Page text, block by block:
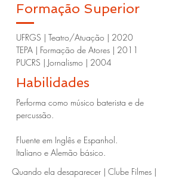
Formação Superior
UFRGS | Teatro/Atuação | 2020
TEPA | Formação de Atores | 2011
PUCRS | Jornalismo | 2004
Habilidades
Performa como músico baterista e de
percussão.
Fluente em Inglês e Espanhol.
Italiano e Alemão básico.
Quando ela desaparecer | Clube Filmes |